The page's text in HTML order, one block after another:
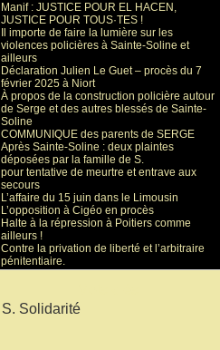
Manif : JUSTICE POUR EL HACEN,
JUSTICE POUR TOUS·TES !
Il importe de faire la lumière sur les
violences policières à Sainte-Soline et
ailleurs
Déclaration Julien Le Guet – procès du 7
février 2025 à Niort
À propos de la construction policière autour
de Serge et des autres blessés de Sainte-
Soline
COMMUNIQUE des parents de SERGE
Après Sainte-Soline : deux plaintes
déposées par la famille de S.
pour tentative de meurtre et entrave aux
secours
L’affaire du 15 juin dans le Limousin
L’opposition à Cigéo en procès
Halte à la répression à Poitiers comme
ailleurs !
Contre la privation de liberté et l’arbitraire
pénitentiaire.
S. Solidarité